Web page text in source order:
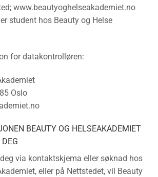
www.beautyoghelseakademiet.no
student hos Beauty og Helse
for datakontrolløren:
Oslo
BEAUTY OG HELSEAKADEMIET
via kontaktskjema eller søknad hos
eller på Nettstedet, vil Beauty